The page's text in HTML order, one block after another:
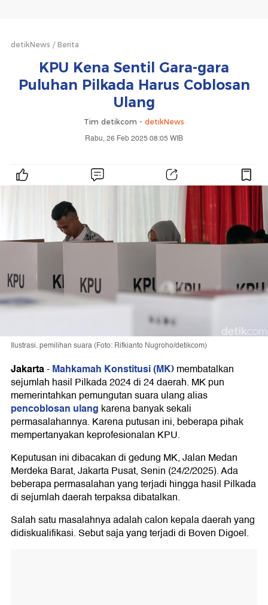
detikNews Berita
KPU Kena Sentil Gara-gara
Puluhan Pilkada Harus Coblosan
Ulang
Tim detikcom - detikNews
Rabu, 26 Feb 2025 08:05 WIB
Ilustrasi. pemilihan suara (Foto: Rifkianto Nugroho/detikcom)
Jakarta-Mahkamah Konstitusi (MK)membatalkan
sejumlah hasil Pilkada 2024 di 24 daerah. MK pun
memerintahkan pemungutan suara ulang alias
pencoblosan ulang karena banyak sekali
permasalahannya. Karena putusan ini, beberapa pihak
mempertanyakan keprofesionalan KPU.
Keputusan ini dibacakan di gedung MK, Jalan Medan
Merdeka Barat, Jakarta Pusat, Senin (24/2/2025). Ada
beberapa permasalahan yang terjadi hingga hasil Pilkada
di sejumlah daerah terpaksa dibatalkan.
Salah satu masalahnya adalah calon kepala daerah yang
didiskualifikasi. Sebut saja yang terjadi di Boven Digoel.